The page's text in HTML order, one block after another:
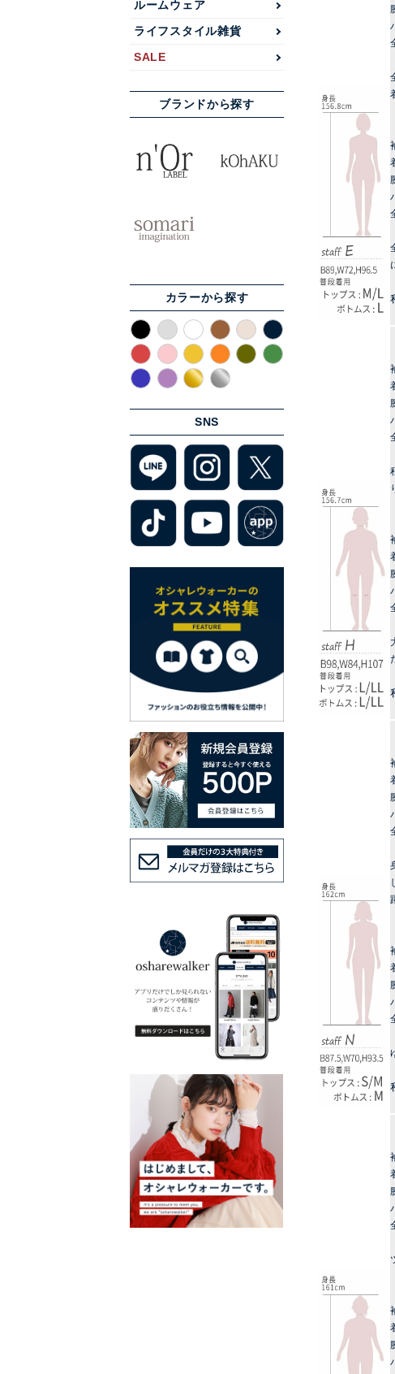
ルームウェア
ライフスタイル雑貨
SALE
ブランドから探す
カラーから探す
SNS